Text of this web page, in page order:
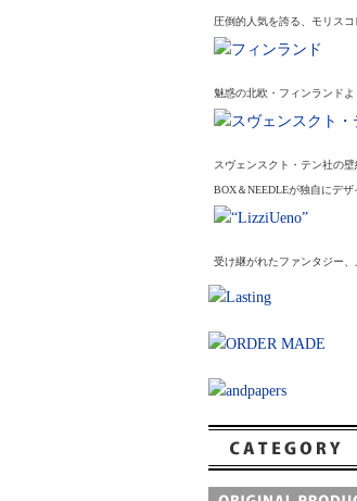
圧倒的人気を誇る、モリス
魅惑の北欧・フィンランドよ
スヴェンスクト・テン社の壁
BOX＆NEEDLEが独自にデ
受け継がれたファンタジー